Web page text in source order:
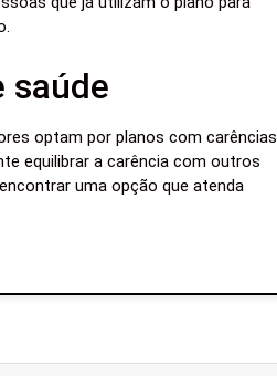
saúde
optam por planos com carências
equilibrar a carência com outros
uma opção que atenda